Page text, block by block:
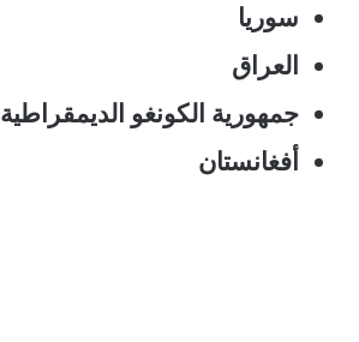
سوريا
العراق
جمهورية الكونغو الديمقراطية
أفغانستان